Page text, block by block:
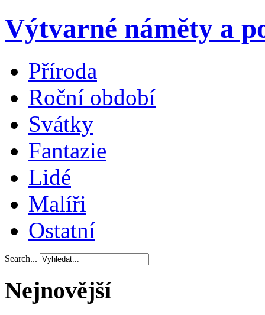
Výtvarné náměty a
Příroda
Roční období
Svátky
Fantazie
Lidé
Malíři
Ostatní
Search...
Nejnovější